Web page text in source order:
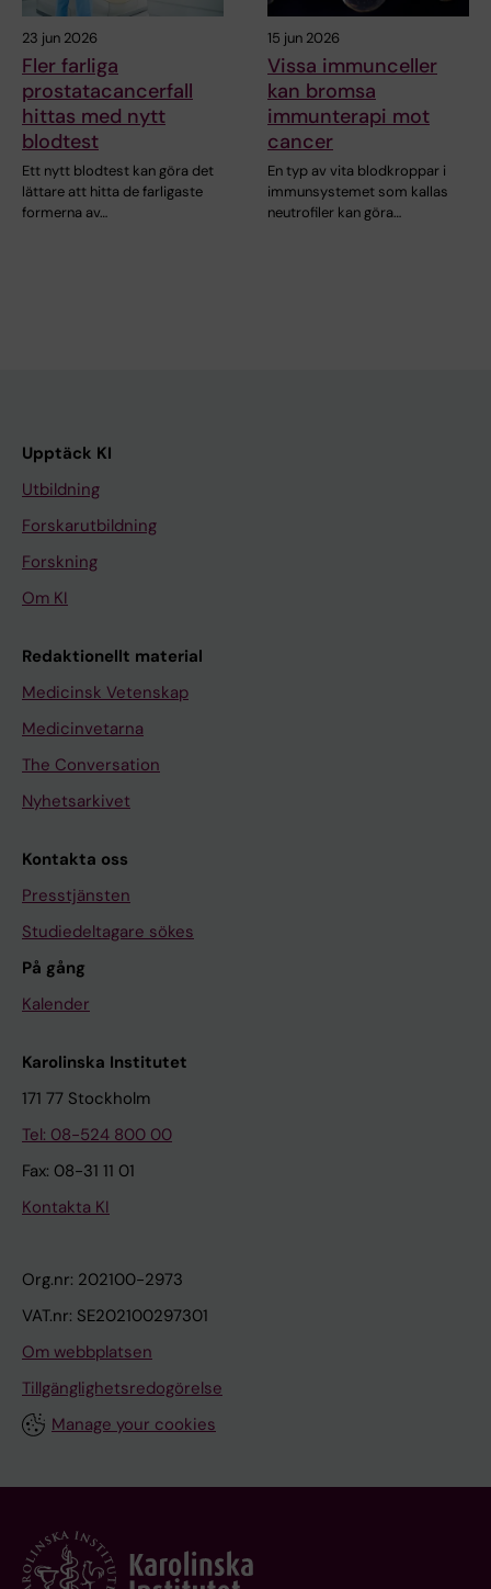
23 jun 2026
Fler farliga
prostatacancerfall
hittas med nytt
blodtest
Ett nytt blodtest kan göra det
lättare att hitta de farligaste
formerna av…
15 jun 2026
Vissa immunceller
kan bromsa
immunterapi mot
cancer
En typ av vita blodkroppar i
immunsystemet som kallas
neutrofiler kan göra…
Upptäck KI
Utbildning
Forskarutbildning
Forskning
Om KI
Redaktionellt material
Medicinsk Vetenskap
Medicinvetarna
The Conversation
Nyhetsarkivet
Kontakta oss
Presstjänsten
Studiedeltagare sökes
På gång
Kalender
Karolinska Institutet
171 77 Stockholm
Tel: 08-524 800 00
Fax: 08-31 11 01
Kontakta KI
Org.nr: 202100-2973
VAT.nr: SE202100297301
Om webbplatsen
Tillgänglighetsredogörelse
Manage your cookies